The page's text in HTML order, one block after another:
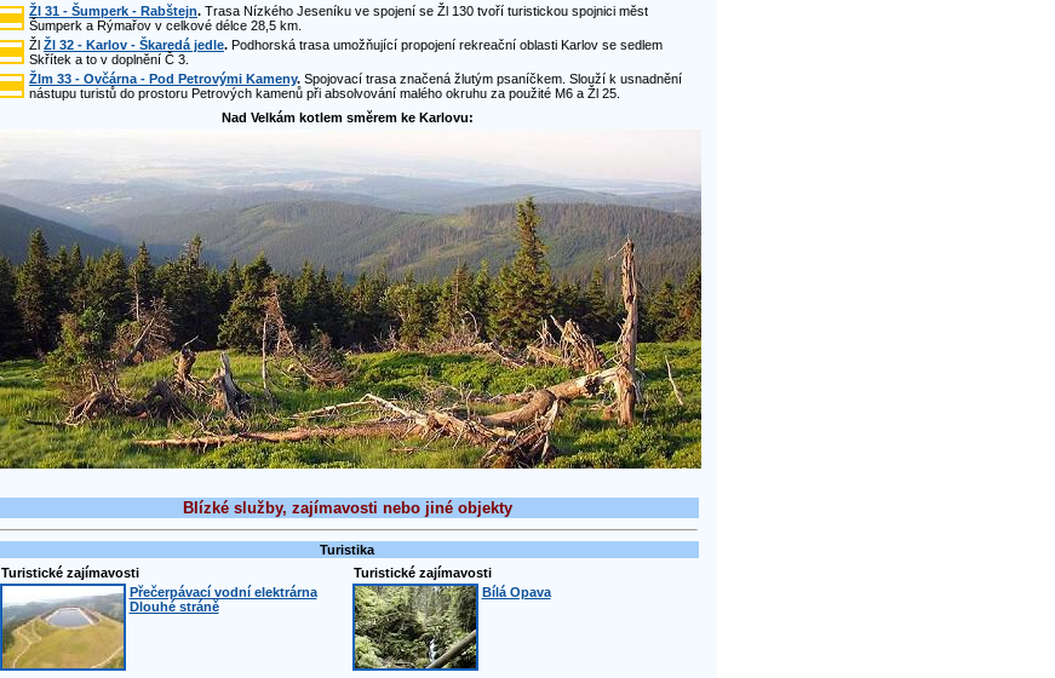
Žl 31 - Šumperk - Rabštejn. Trasa Nízkého Jeseníku ve spojení se Žl 130 tvoří turistickou spojnici měst
Šumperk a Rýmařov v celkové délce 28,5 km.
Žl Žl 32 - Karlov - Škaredá jedle. Podhorská trasa umožňující propojení rekreační oblasti Karlov se sedlem
Skřítek a to v doplnění Č 3.
Žlm 33 - Ovčárna - Pod Petrovými Kameny. Spojovací trasa značená žlutým psaníčkem. Slouží k usnadnění
nástupu turistů do prostoru Petrových kamenů při absolvování malého okruhu za použité M6 a Žl 25.
Nad Velkám kotlem směrem ke Karlovu:
Blízké služby, zajímavosti nebo jiné objekty
Turistika
Turistické zajímavosti
Přečerpávací vodní elektrárna
Dlouhé stráně
Turistické zajímavosti
Bílá Opava